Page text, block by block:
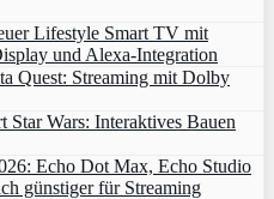
Lifestyle Smart TV mit
und Alexa‑Integration
Quest: Streaming mit Dolby
Wars: Interaktives Bauen
Echo Dot Max, Echo Studio
günstiger für Streaming